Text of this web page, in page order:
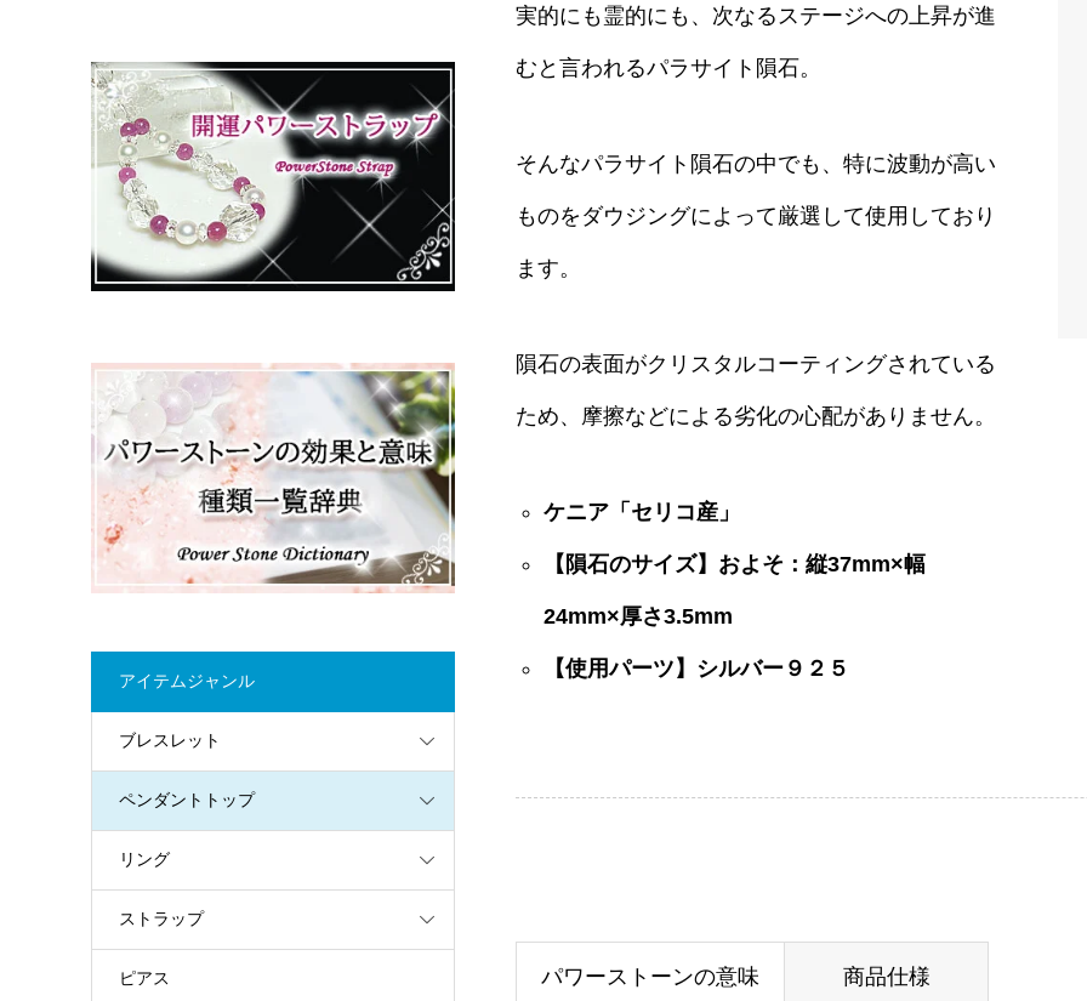
実的にも霊的にも、次なるステージへの上昇が進
むと言われるパラサイト隕石。
そんなパラサイト隕石の中でも、特に波動が高い
ものをダウジングによって厳選して使用しており
ます。
隕石の表面がクリスタルコーティングされている
ため、摩擦などによる劣化の心配がありません。
ケニア「セリコ産」
【隕石のサイズ】およそ：縦37mm×幅
24mm×厚さ3.5mm
【使用パーツ】シルバー９２５
パワーストーンの意味 商品仕様
アイテムジャンル
ブレスレット
ペンダントトップ
リング
ストラップ
ピアス